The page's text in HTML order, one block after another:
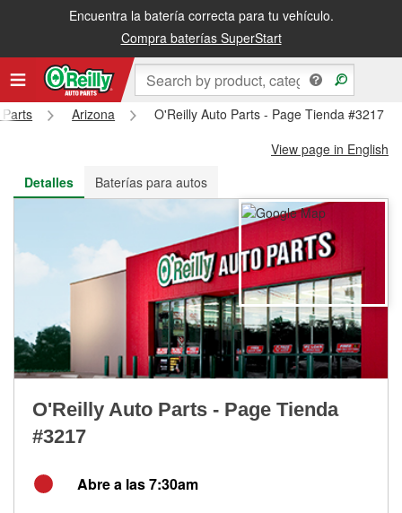
Encuentra la batería correcta para tu vehículo.
Compra baterías SuperStart
Recibe tu orden gratis al día siguiente o recógela en la tienda
Arizona
O'Reilly Auto Parts - Page Tienda #3217
View page in English
Detalles
Baterías para autos
O'Reilly Auto Parts - Page Tienda
#3217
Abre a las 7:30am